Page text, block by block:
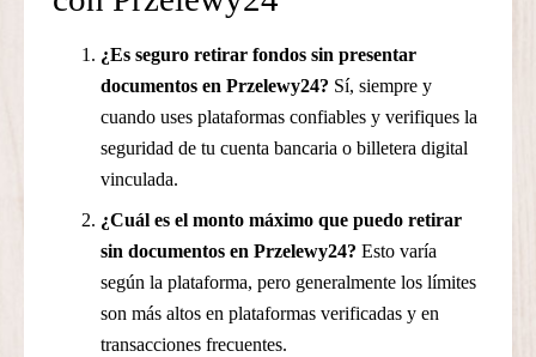
¿Es seguro retirar fondos sin presentar
documentos en Przelewy24? Sí, siempre y
cuando uses plataformas confiables y verifiques la
seguridad de tu cuenta bancaria o billetera digital
vinculada.
¿Cuál es el monto máximo que puedo retirar
sin documentos en Przelewy24? Esto varía
según la plataforma, pero generalmente los límites
son más altos en plataformas verificadas y en
transacciones frecuentes.